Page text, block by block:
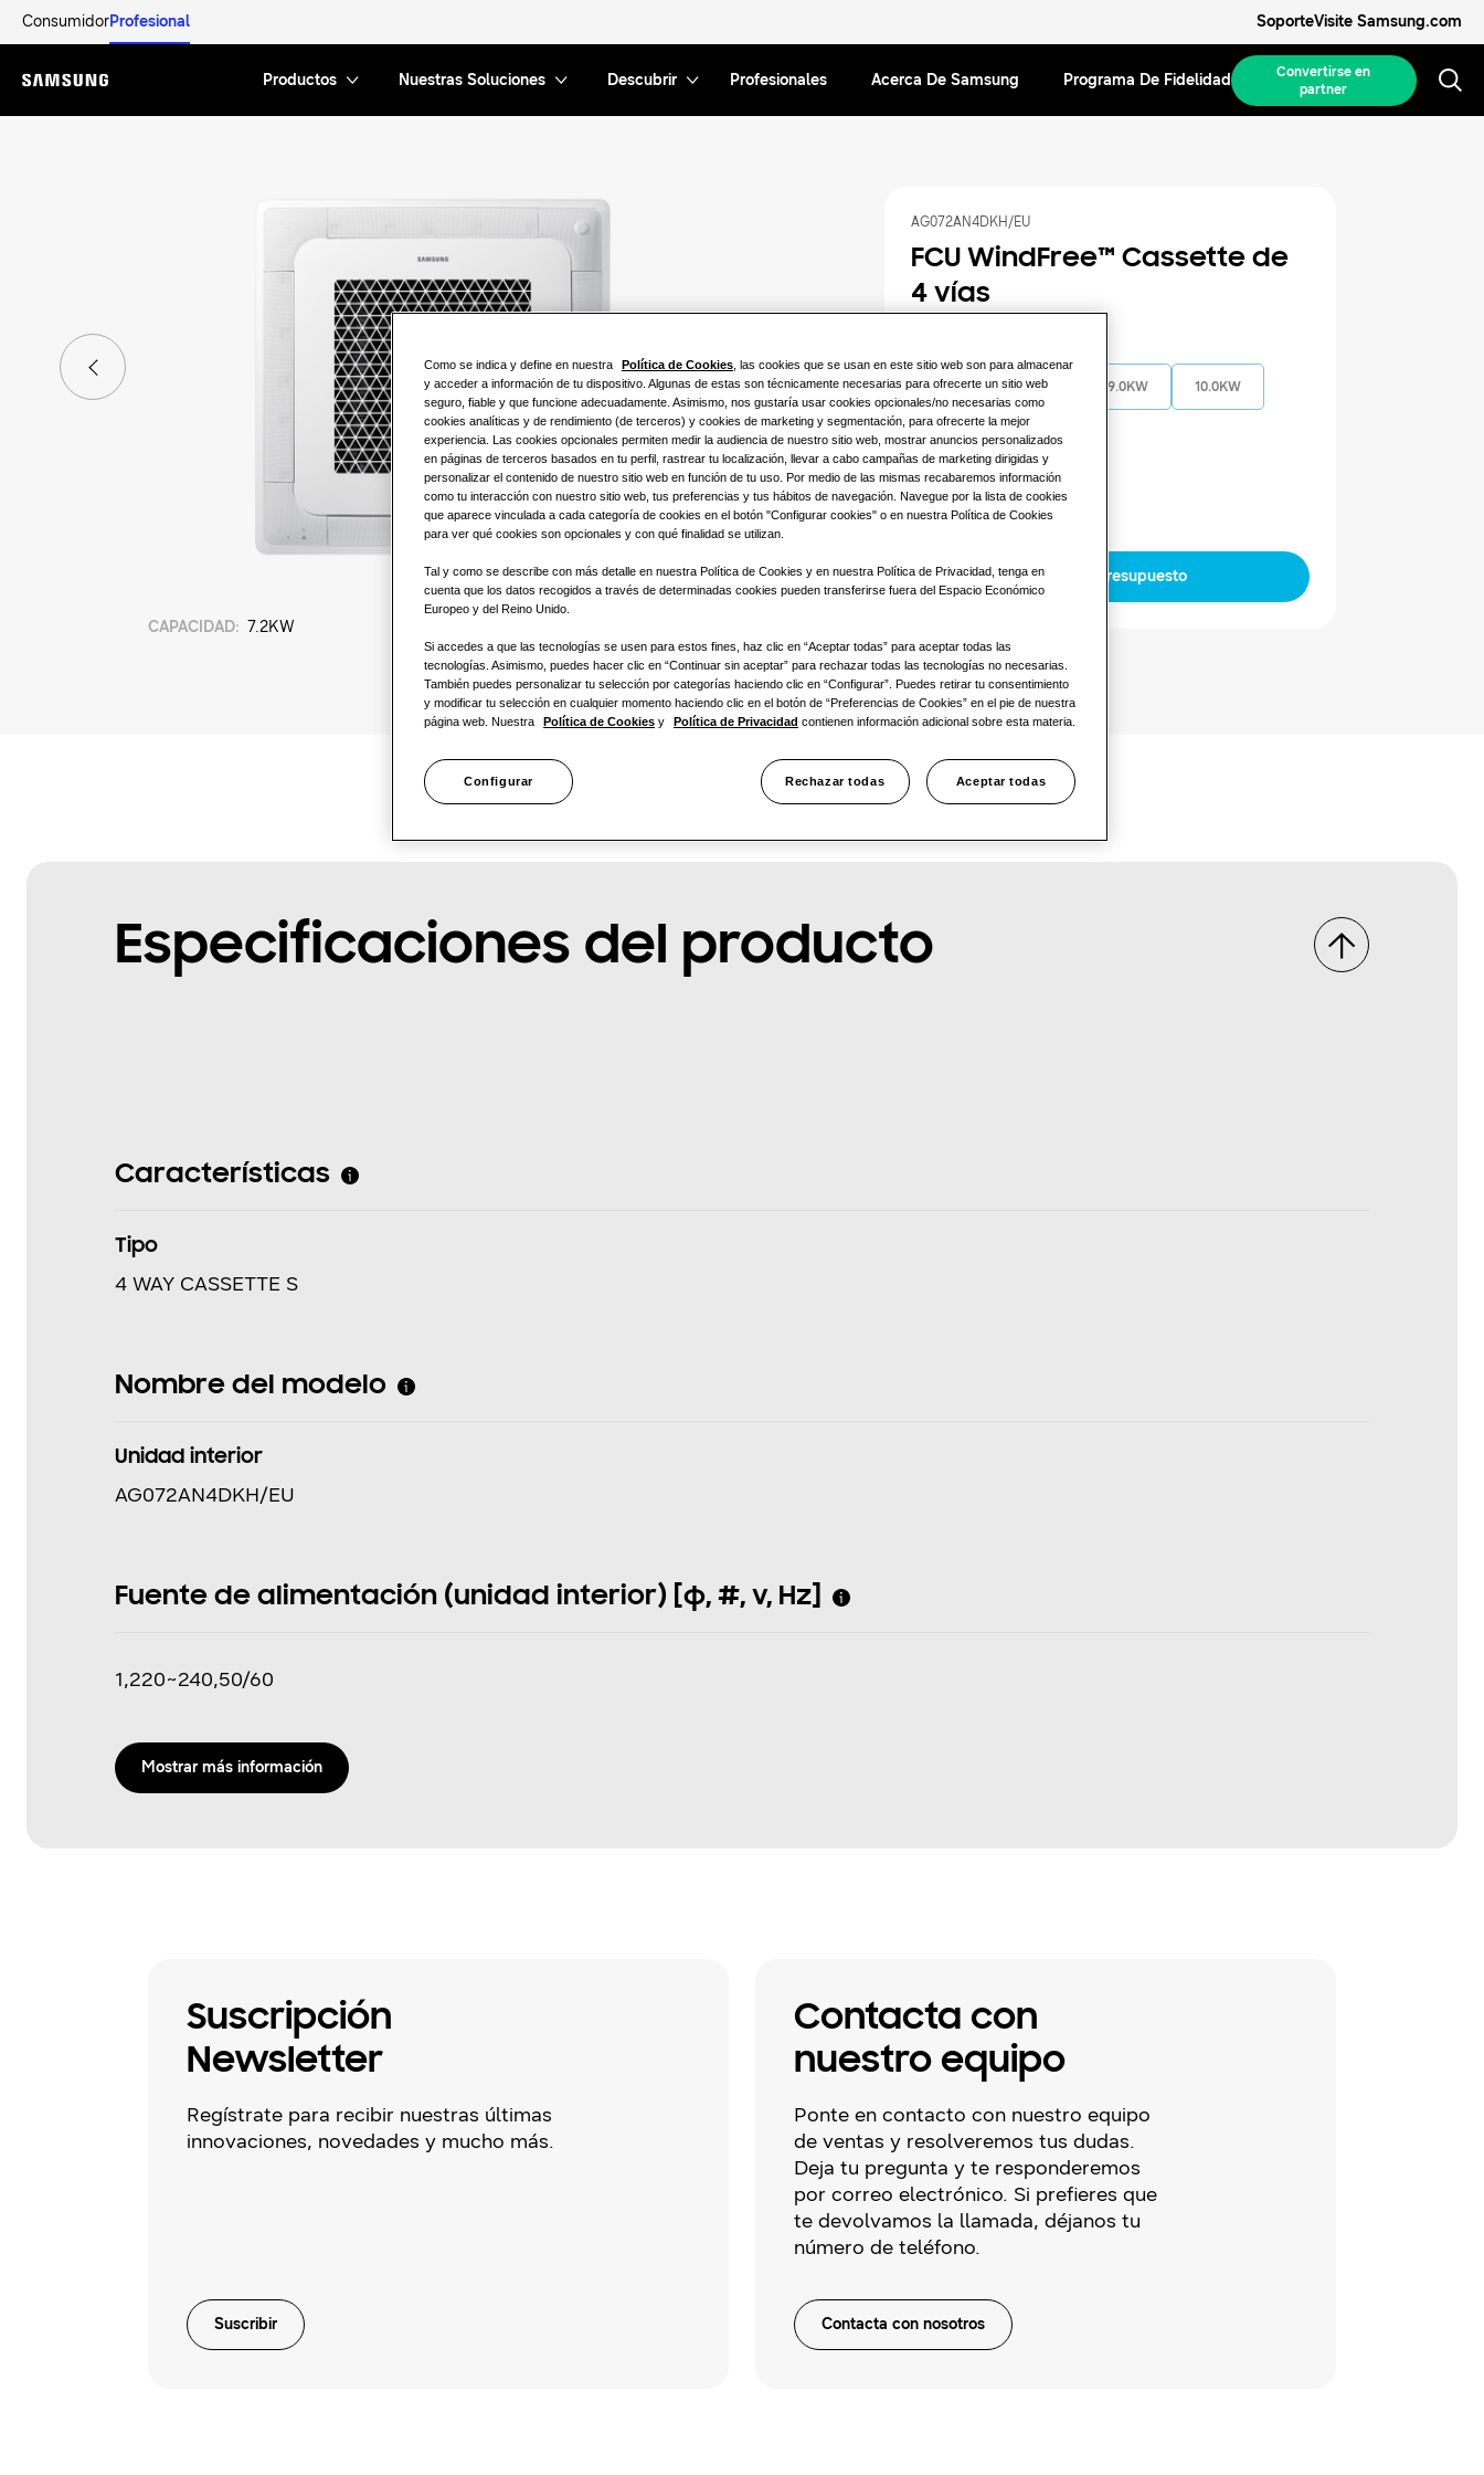
ConsumidorProfesional SoporteVisite Samsung.com
Menu
Productos Nuestras Soluciones Descubrir Profesionales Acerca De Samsung Programa De Fidelidad
Convertirse en
partner
CAPACIDAD: 7.2KW
FCU WindFree™️ Cassette de
4 vías
AG072AN4DKH/EU
6.0KW 7.2KW 9.0KW 10.0KW
Tipo de alimentación
1 fase
Solicitar Presupuesto
Especificaciones del producto
Características
Tipo
4 WAY CASSETTE S
Nombre del modelo
Unidad interior
AG072AN4DKH/EU
Fuente de alimentación (unidad interior) [φ, #, v, Hz]
1,220~240,50/60
Mostrar más información
Suscripción
Newsletter
Regístrate para recibir nuestras últimas
innovaciones, novedades y mucho más.
Suscribir
Contacta con
nuestro equipo
Ponte en contacto con nuestro equipo
de ventas y resolveremos tus dudas.
Deja tu pregunta y te responderemos
por correo electrónico. Si prefieres que
te devolvamos la llamada, déjanos tu
número de teléfono.
Contacta con nosotros
Como se indica y define en nuestra Política de Cookies , las cookies que se usan en este sitio web son para almacenar
y acceder a información de tu dispositivo. Algunas de estas son técnicamente necesarias para ofrecerte un sitio web
seguro, fiable y que funcione adecuadamente. Asimismo, nos gustaría usar cookies opcionales/no necesarias como
cookies analíticas y de rendimiento (de terceros) y cookies de marketing y segmentación, para ofrecerte la mejor
experiencia. Las cookies opcionales permiten medir la audiencia de nuestro sitio web, mostrar anuncios personalizados
en páginas de terceros basados en tu perfil, rastrear tu localización, llevar a cabo campañas de marketing dirigidas y
personalizar el contenido de nuestro sitio web en función de tu uso. Por medio de las mismas recabaremos información
como tu interacción con nuestro sitio web, tus preferencias y tus hábitos de navegación. Navegue por la lista de cookies
que aparece vinculada a cada categoría de cookies en el botón "Configurar cookies" o en nuestra Política de Cookies
para ver qué cookies son opcionales y con qué finalidad se utilizan.
Tal y como se describe con más detalle en nuestra Política de Cookies y en nuestra Política de Privacidad, tenga en
cuenta que los datos recogidos a través de determinadas cookies pueden transferirse fuera del Espacio Económico
Europeo y del Reino Unido.
Si accedes a que las tecnologías se usen para estos fines, haz clic en “Aceptar todas” para aceptar todas las
tecnologías. Asimismo, puedes hacer clic en “Continuar sin aceptar” para rechazar todas las tecnologías no necesarias.
También puedes personalizar tu selección por categorías haciendo clic en “Configurar”. Puedes retirar tu consentimiento
y modificar tu selección en cualquier momento haciendo clic en el botón de “Preferencias de Cookies” en el pie de nuestra
página web. Nuestra
Política de Cookies y Política de Privacidad contienen información adicional sobre esta materia.
Configurar Rechazar todas Aceptar todas